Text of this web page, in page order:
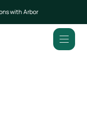
with Arbor